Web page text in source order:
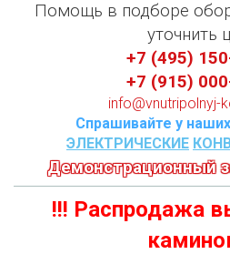
Помощь в подборе
уточнить
+7 (495)
+7 (915)
info@vnutripolnyj-
Спрашивайте у
ЭЛЕКТРИЧЕСКИЕ
Демонстрационный
!!! Распродажа